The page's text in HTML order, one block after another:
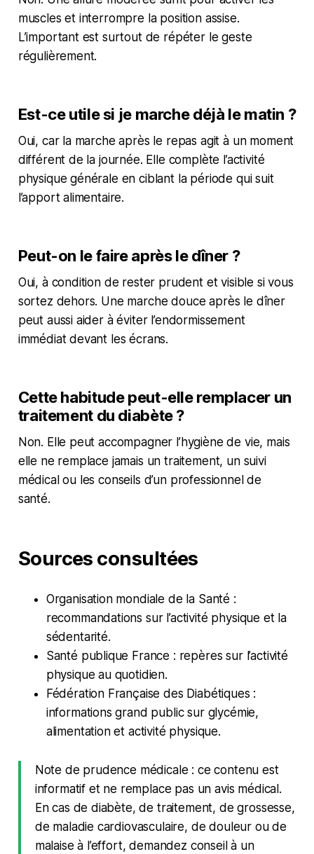
muscles et interrompre la position assise.
L’important est surtout de répéter le geste
régulièrement.
Est-ce utile si je marche déjà le matin ?
Oui, car la marche après le repas agit à un moment
différent de la journée. Elle complète l’activité
physique générale en ciblant la période qui suit
l’apport alimentaire.
Peut-on le faire après le dîner ?
Oui, à condition de rester prudent et visible si vous
sortez dehors. Une marche douce après le dîner
peut aussi aider à éviter l’endormissement
immédiat devant les écrans.
Cette habitude peut-elle remplacer un
traitement du diabète ?
Non. Elle peut accompagner l’hygiène de vie, mais
elle ne remplace jamais un traitement, un suivi
médical ou les conseils d’un professionnel de
santé.
Sources consultées
Organisation mondiale de la Santé :
recommandations sur l’activité physique et la
sédentarité.
Santé publique France : repères sur l’activité
physique au quotidien.
Fédération Française des Diabétiques :
informations grand public sur glycémie,
alimentation et activité physique.
Note de prudence médicale : ce contenu est
informatif et ne remplace pas un avis médical.
En cas de diabète, de traitement, de grossesse,
de maladie cardiovasculaire, de douleur ou de
malaise à l’effort, demandez conseil à un